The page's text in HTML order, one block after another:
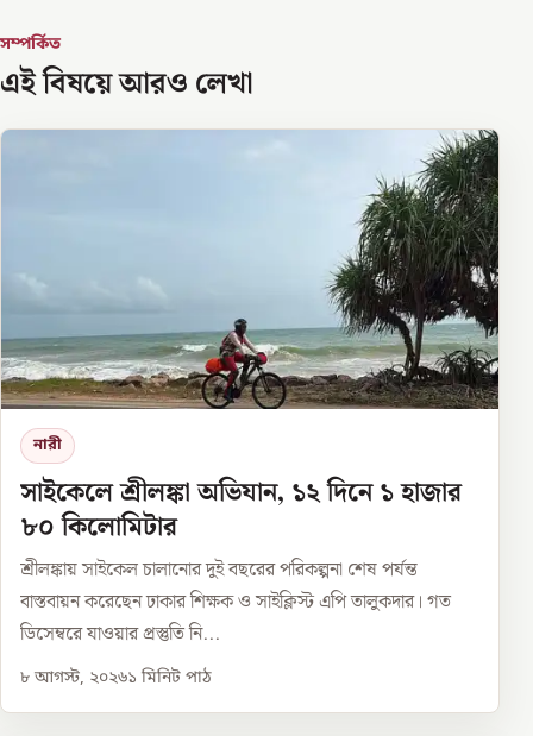
সম্পর্কিত
এই বিষয়ে আরও লেখা
নারী
সাইকেলে শ্রীলঙ্কা অভিযান, ১২ দিনে ১ হাজার
৮০ কিলোমিটার
শ্রীলঙ্কায় সাইকেল চালানোর দুই বছরের পরিকল্পনা শেষ পর্যন্ত
বাস্তবায়ন করেছেন ঢাকার শিক্ষক ও সাইক্লিস্ট এপি তালুকদার। গত
ডিসেম্বরে যাওয়ার প্রস্তুতি নি...
৮ আগস্ট, ২০২৬১ মিনিট পাঠ